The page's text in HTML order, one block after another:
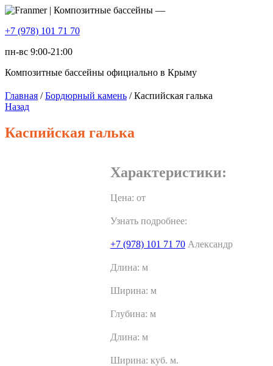
+7 (978) 101 71 70
пн-вс 9:00-21:00
Композитные бассейны официально в Крыму
Главная /Бордюрный камень / Каспийская галька
Назад
Каспийская галька
Характеристики:
Цена: от
Узнать подробнее:
+7 (978) 101 71 70 Александр
Длина: м
Ширина: м
Глубина: м
Длина: м
Ширина: куб. м.